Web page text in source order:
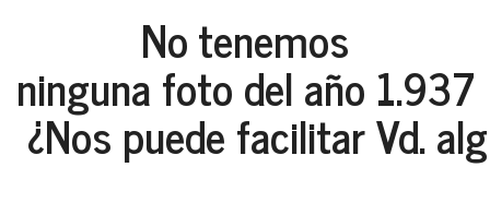
No tenemos
ninguna foto del año 1.937
¿Nos puede facilitar Vd.